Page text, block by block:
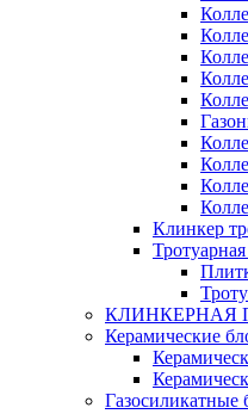
Клинкер
КЛИНКЕРНАЯ
Керамические
Газосиликатные